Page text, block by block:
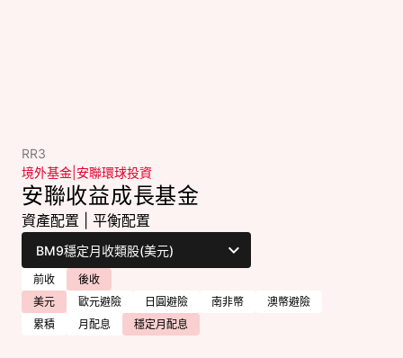
RR3
境外基金 安聯環球投資
安聯收益成長基金
資產配置 平衡配置
前收
後收
美元
歐元避險 日圓避險 南非幣
澳幣避險
累積
月配息 穩定月配息